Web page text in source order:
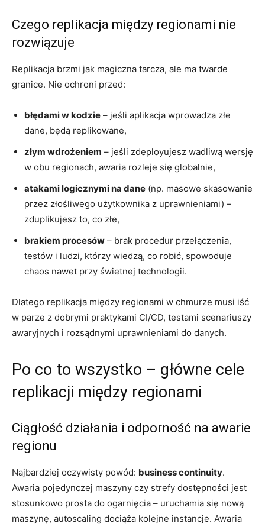
Czego replikacja między regionami nie
rozwiązuje
Replikacja brzmi jak magiczna tarcza, ale ma twarde
granice. Nie ochroni przed:
błędami w kodzie – jeśli aplikacja wprowadza złe
dane, będą replikowane,
złym wdrożeniem – jeśli zdeployujesz wadliwą wersję
w obu regionach, awaria rozleje się globalnie,
atakami logicznymi na dane (np. masowe skasowanie
przez złośliwego użytkownika z uprawnieniami) –
zduplikujesz to, co złe,
brakiem procesów – brak procedur przełączenia,
testów i ludzi, którzy wiedzą, co robić, spowoduje
chaos nawet przy świetnej technologii.
Dlatego replikacja między regionami w chmurze musi iść
w parze z dobrymi praktykami CI/CD, testami scenariuszy
awaryjnych i rozsądnymi uprawnieniami do danych.
Po co to wszystko – główne cele
replikacji między regionami
Ciągłość działania i odporność na awarie
regionu
Najbardziej oczywisty powód: business continuity.
Awaria pojedynczej maszyny czy strefy dostępności jest
stosunkowo prosta do ogarnięcia – uruchamia się nową
maszynę, autoscaling dociąża kolejne instancje. Awaria